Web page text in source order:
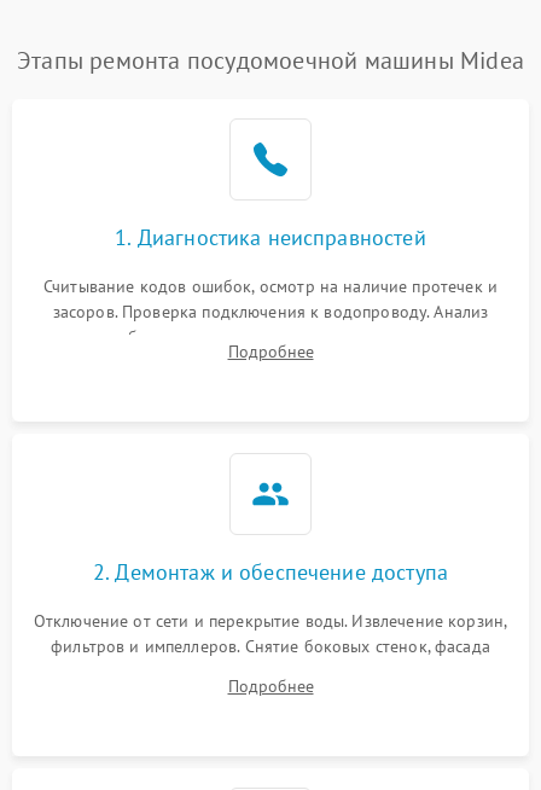
Этапы ремонта посудомоечной машины Midea
1. Диагностика неисправностей
Считывание кодов ошибок, осмотр на наличие протечек и
засоров. Проверка подключения к водопроводу. Анализ
жалоб на отсутствие слива, нагрева, вращения
разбрызгивателей или срабатывание системы защиты
Подробнее
2. Демонтаж и обеспечение доступа
Отключение от сети и перекрытие воды. Извлечение корзин,
фильтров и импеллеров. Снятие боковых стенок, фасада
циркуляционному насосу, ТЭНу и сливной помпе.
Подробнее